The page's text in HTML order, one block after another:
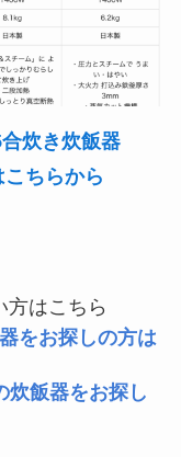
炊き炊飯器
ちらから
方はこちら
をお探しの方は
炊飯器をお探し